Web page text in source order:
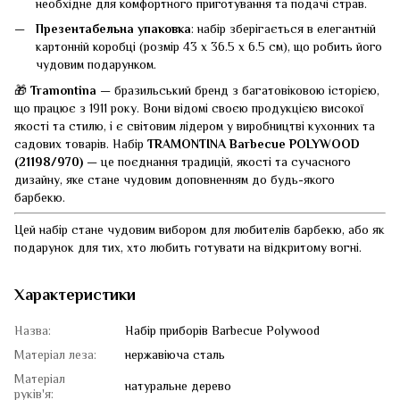
необхідне для комфортного приготування та подачі страв.
Презентабельна упаковка: набір зберігається в елегантній
картонній коробці (розмір 43 х 36.5 х 6.5 см), що робить його
чудовим подарунком.
🎁 Tramontina — бразильський бренд з багатовіковою історією,
що працює з 1911 року. Вони відомі своєю продукцією високої
якості та стилю, і є світовим лідером у виробництві кухонних та
садових товарів. Набір TRAMONTINA Barbecue POLYWOOD
(21198/970) — це поєднання традицій, якості та сучасного
дизайну, яке стане чудовим доповненням до будь-якого
барбекю.
Цей набір стане чудовим вибором для любителів барбекю, або як
подарунок для тих, хто любить готувати на відкритому вогні.
Характеристики
Назва:
Набір приборів Barbecue Polywood
Матеріал леза:
нержавіюча сталь
Матеріал
руків'я:
натуральне дерево